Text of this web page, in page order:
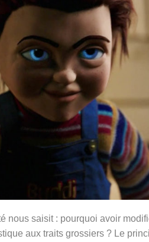
nous saisit : pourquoi avoir
aux traits grossiers ? Le